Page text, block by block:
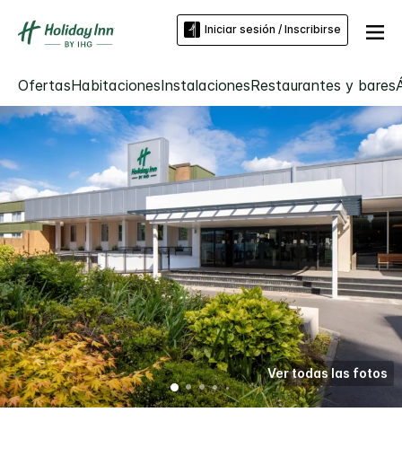
Iniciar sesión / Inscribirse
OfertasHabitacionesInstalacionesRestaurantes y bares
Ver todas las fotos